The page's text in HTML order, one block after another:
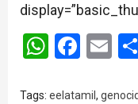
Tags: eelatamil ,